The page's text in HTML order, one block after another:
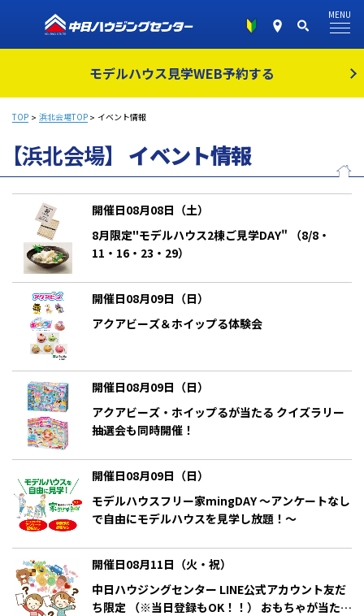
モデルハウス見学WEB予約する
MENU
TOP 浜北会場TOP イベント情報
【浜北会場】 イベント情報
開催日08月08日（土）
8月限定"モデルハウス2棟ご見学DAY" （8/8・
11・16・23・29）
開催日08月09日（日）
アクアビーズ＆ホイップる体験会
開催日08月09日（日）
アクアビーズ・ホイップるが当たる クイズラリー
抽選会も同時開催！
開催日08月09日（日）
モデルハウスフリー家mingDAY ～アンケートなし
で自由にモデルハウスを見学し放題！～
開催日08月11日（火・祝）
中日ハウジングセンター LINE公式アカウント友だ
ち限定 （※当日登録もOK！！） おもちゃが当た